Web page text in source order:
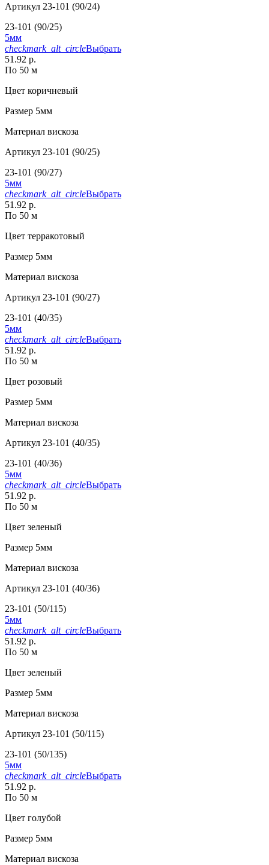
Артикул 23-101 (90/24)
23-101 (90/25)
5мм
checkmark_alt_circleВыбрать
51.92 р.
По 50 м
Цвет коричневый
Размер 5мм
Материал вискоза
Артикул 23-101 (90/25)
23-101 (90/27)
5мм
checkmark_alt_circleВыбрать
51.92 р.
По 50 м
Цвет терракотовый
Размер 5мм
Материал вискоза
Артикул 23-101 (90/27)
23-101 (40/35)
5мм
checkmark_alt_circleВыбрать
51.92 р.
По 50 м
Цвет розовый
Размер 5мм
Материал вискоза
Артикул 23-101 (40/35)
23-101 (40/36)
5мм
checkmark_alt_circleВыбрать
51.92 р.
По 50 м
Цвет зеленый
Размер 5мм
Материал вискоза
Артикул 23-101 (40/36)
23-101 (50/115)
5мм
checkmark_alt_circleВыбрать
51.92 р.
По 50 м
Цвет зеленый
Размер 5мм
Материал вискоза
Артикул 23-101 (50/115)
23-101 (50/135)
5мм
checkmark_alt_circleВыбрать
51.92 р.
По 50 м
Цвет голубой
Размер 5мм
Материал вискоза